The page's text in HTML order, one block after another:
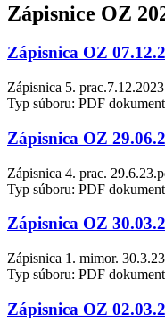
Zápisnice OZ
Zápisnica OZ
Zápisnica 5.
Typ súboru: PDF
Zápisnica OZ
Zápisnica 4. prac.
Typ súboru: PDF
Zápisnica OZ
Zápisnica 1. mimor.
Typ súboru: PDF
Zápisnica OZ